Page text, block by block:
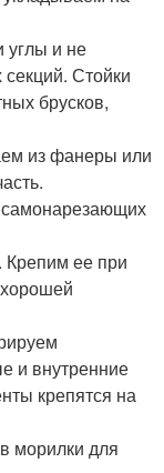
углы и не
Стойки
брусков,
из фанеры или
ее при
и внутренние
крепятся на
морилки для